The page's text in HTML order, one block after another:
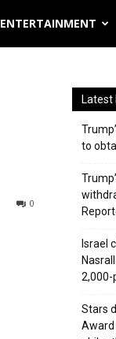
ENTERTAINMENT
0
Latest
to
Israel
2,000-
Stars
Award